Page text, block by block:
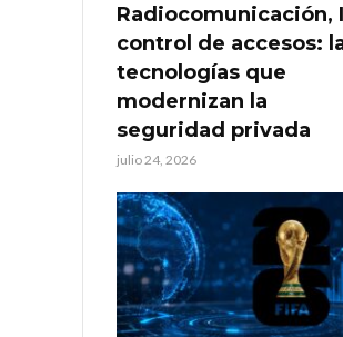
Radiocomunicación,
control de accesos:
tecnologías que
modernizan la
seguridad privada
julio 24, 2026